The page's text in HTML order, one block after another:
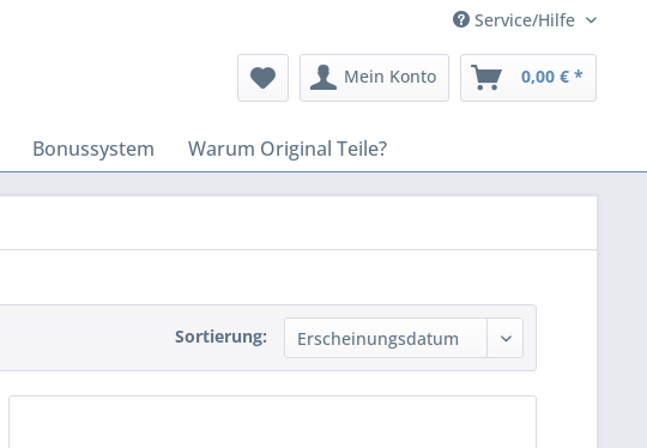
Service/Hilfe
Mein Konto 0,00 € *
Bonussystem Warum Original Teile?
Sortierung: